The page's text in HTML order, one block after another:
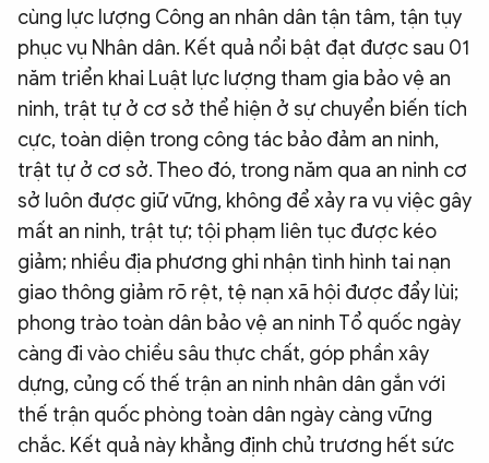
cùng lực lượng Công an nhân dân tận tâm, tận tụy
phục vụ Nhân dân. Kết quả nổi bật đạt được sau 01
năm triển khai Luật lực lượng tham gia bảo vệ an
ninh, trật tự ở cơ sở thể hiện ở sự chuyển biến tích
cực, toàn diện trong công tác bảo đảm an ninh,
trật tự ở cơ sở. Theo đó, trong năm qua an ninh cơ
sở luôn được giữ vững, không để xảy ra vụ việc gây
mất an ninh, trật tự; tội phạm liên tục được kéo
giảm; nhiều địa phương ghi nhận tình hình tai nạn
giao thông giảm rõ rệt, tệ nạn xã hội được đẩy lùi;
phong trào toàn dân bảo vệ an ninh Tổ quốc ngày
càng đi vào chiều sâu thực chất, góp phần xây
dựng, củng cố thế trận an ninh nhân dân gắn với
thế trận quốc phòng toàn dân ngày càng vững
chắc. Kết quả này khẳng định chủ trương hết sức